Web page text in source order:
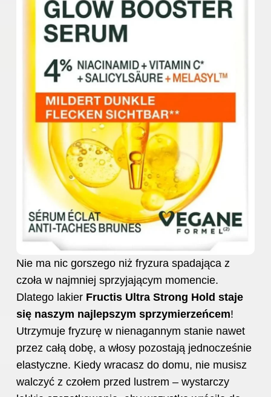
Nie ma nic gorszego niż fryzura spadająca z
czoła w najmniej sprzyjającym momencie.
Dlatego lakier Fructis Ultra Strong Hold staje
się naszym najlepszym sprzymierzeńcem!
Utrzymuje fryzurę w nienagannym stanie nawet
przez całą dobę, a włosy pozostają jednocześnie
elastyczne. Kiedy wracasz do domu, nie musisz
walczyć z czołem przed lustrem – wystarczy